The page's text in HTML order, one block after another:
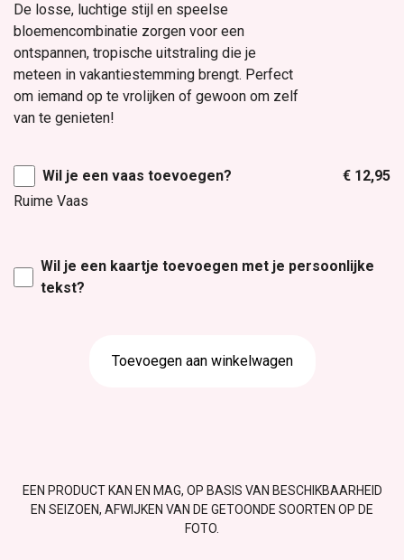
De losse, luchtige stijl en speelse
bloemencombinatie zorgen voor een
ontspannen, tropische uitstraling die je
meteen in vakantiestemming brengt. Perfect
om iemand op te vrolijken of gewoon om zelf
van te genieten!
Wil je een vaas toevoegen?
Ruime Vaas
€ 12,95
Wil je een kaartje toevoegen met je persoonlijke
tekst?
Toevoegen aan winkelwagen
EEN PRODUCT KAN EN MAG, OP BASIS VAN BESCHIKBAARHEID
EN SEIZOEN, AFWIJKEN VAN DE GETOONDE SOORTEN OP DE
FOTO.